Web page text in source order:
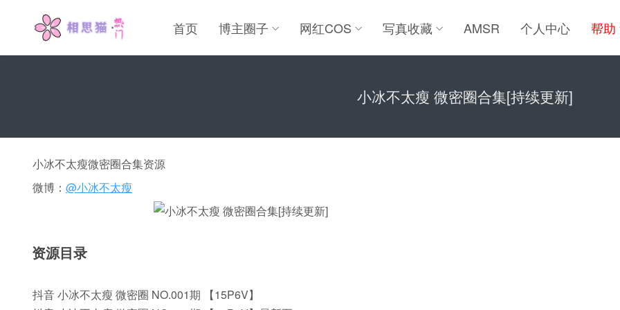
首页 博主圈子 网红COS 写真收藏 AMSR 个人中心 帮助
小冰不太瘦 微密圈合集[持续更新]
小冰不太瘦微密圈合集资源
微博： @小冰不太瘦
资源目录
抖音 小冰不太瘦 微密圈 NO.001期 【15P6V】